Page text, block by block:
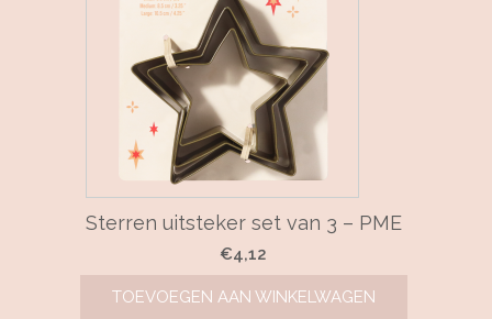
Sterren uitsteker set van 3 – PME
€4,12
TOEVOEGEN AAN WINKELWAGEN